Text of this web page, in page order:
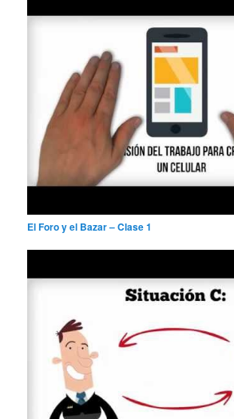
El Foro y el Bazar – Clase 1